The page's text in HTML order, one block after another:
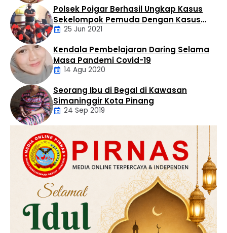
Artikel
Daerah
Polsek Poigar Berhasil Ungkap Kasus
Sekelompok Pemuda Dengan Kasus
Pencabulan
25 Jun 2021
Artikel
Kendala Pembelajaran Daring Selama
Masa Pandemi Covid-19
14 Agu 2020
Daerah
Hukum
Kriminal
Labusel
Seorang Ibu di Begal di Kawasan
Simaninggir Kota Pinang
24 Sep 2019